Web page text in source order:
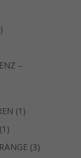
1
–
1 1
1 1
Produkt
33